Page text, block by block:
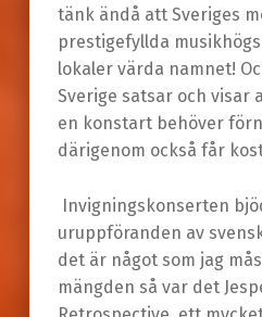
tänk ändå att Sveriges
prestigefyllda
lokaler värda namnet!
Sverige satsar och visar
en konstart behöver
därigenom också får
Invigningskonserten
uruppföranden av
det är något som jag
mängden så var det